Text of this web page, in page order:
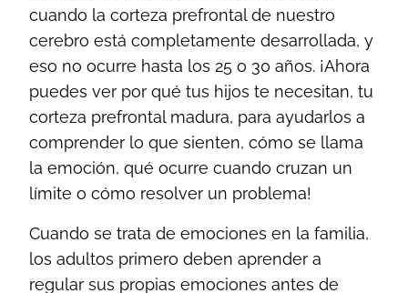
cuando la corteza prefrontal de nuestro
cerebro está completamente desarrollada, y
eso no ocurre hasta los 25 o 30 años. ¡Ahora
puedes ver por qué tus hijos te necesitan, tu
corteza prefrontal madura, para ayudarlos a
comprender lo que sienten, cómo se llama
la emoción, qué ocurre cuando cruzan un
límite o cómo resolver un problema!
Cuando se trata de emociones en la familia,
los adultos primero deben aprender a
regular sus propias emociones antes de